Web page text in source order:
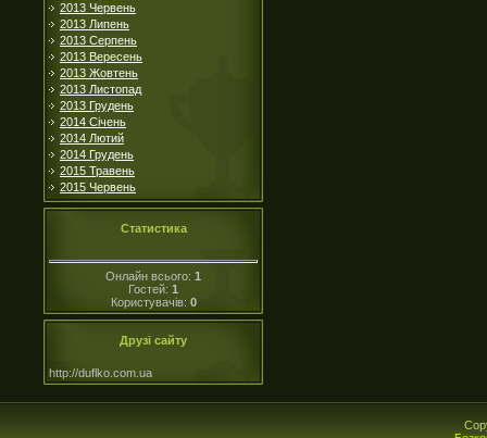
2013 Червень
2013 Липень
2013 Серпень
2013 Вересень
2013 Жовтень
2013 Листопад
2013 Грудень
2014 Січень
2014 Лютий
2014 Грудень
2015 Травень
2015 Червень
Статистика
Онлайн всього: 1
Гостей: 1
Користувачів: 0
Друзі сайту
http://duflko.com.ua